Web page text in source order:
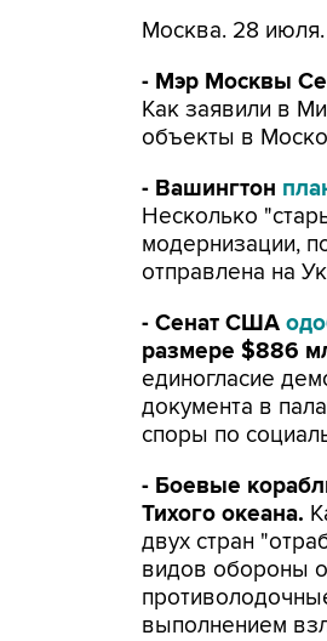
Москва. 28 июля.
- Мэр Москвы
Как заявили в
объекты в
- Вашингтон
Несколько
модернизации,
отправлена на
- Сенат США
размере $886
единогласие
документа в
споры по
- Боевые
Тихого океана.
двух стран
видов обороны
выполнением